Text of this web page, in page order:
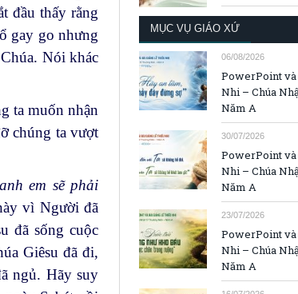
đầu thấy rằng
gay go nhưng
Nói khác
ta muốn nhận
chúng ta vượt
em sẽ phải
vì Người đã
đã sống cuộc
Giêsu đã đi,
ngủ. Hãy suy
MỤC VỤ GIÁO XỨ
06/08/2026
PowerPoint và
Nhi – Chúa
Năm A
30/07/2026
PowerPoint và
Nhi – Chúa
Năm A
23/07/2026
PowerPoint và
Nhi – Chúa
Năm A